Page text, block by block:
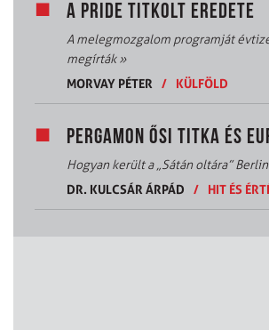
A PRIDE TITKOLT EREDETE
A melegmozgalom programját
megírták»
MORVAY PÉTER
/ KÜLFÖLD
PERGAMON ŐSI TITKA ÉS
Hogyan került a „Sátán oltára”
DR. KULCSÁR ÁRPÁD
/ HIT ÉS